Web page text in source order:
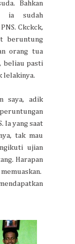
Bahkan
ia sudah
Ckckck,
beruntung
orang tua
beliau pasti
lelakinya.
saya, adik
Ia yang saat
tak mau
ujian
Harapan